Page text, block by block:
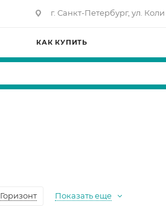
г. Санкт-Петербург, ул.
КАК КУПИТЬ
Горизонт Показать еще